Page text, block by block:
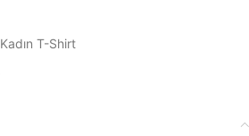
Kadın T-Shirt